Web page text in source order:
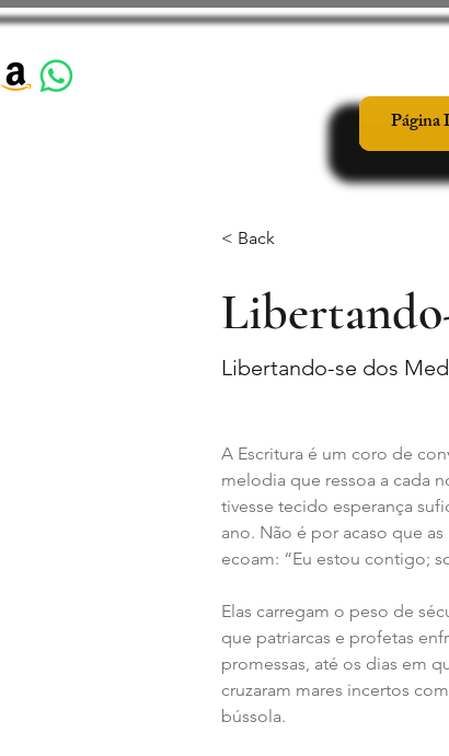
Página
< Back
Libertando-se dos
A Escritura é um coro de
melodia que ressoa a cada
tivesse tecido esperança
ano. Não é por acaso que as
ecoam: “Eu estou contigo;
Elas carregam o peso de
que patriarcas e profetas
promessas, até os dias em
cruzaram mares incertos
bússola.